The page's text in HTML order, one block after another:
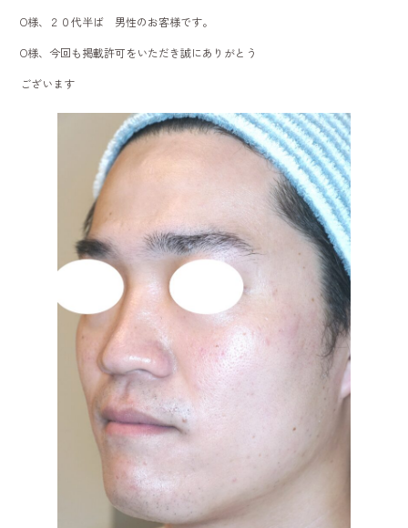
O様、２０代半ば 男性のお客様です。
O様、今回も掲載許可をいただき誠にありがとう
ございます